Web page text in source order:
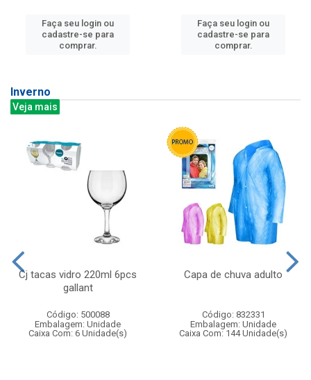
Faça seu login ou
cadastre-se para
comprar.
Faça seu login ou
cadastre-se para
comprar.
Inverno
Veja mais
Cj tacas vidro 220ml 6pcs
gallant
Código: 500088
Embalagem: Unidade
Caixa Com: 6 Unidade(s)
Capa de chuva adulto
Código: 832331
Embalagem: Unidade
Caixa Com: 144 Unidade(s)